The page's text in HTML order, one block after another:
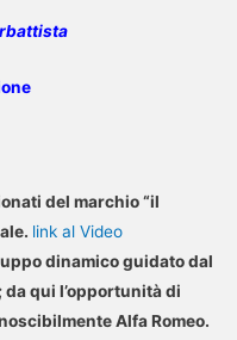
del marchio “il
link al Video
dinamico guidato dal
qui l’opportunità di
Alfa Romeo.